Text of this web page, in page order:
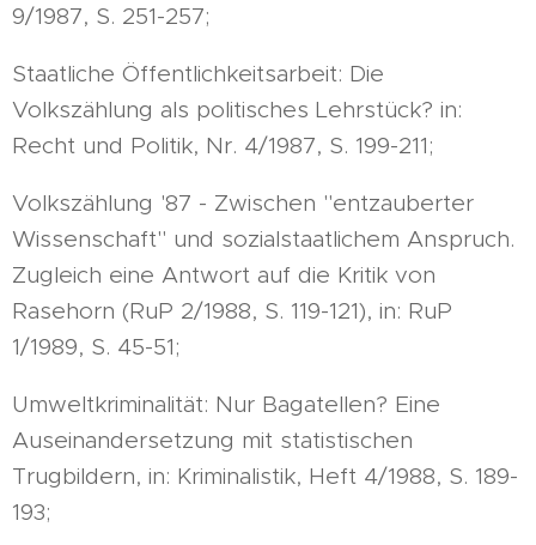
9/1987, S. 251-257;
Staatliche Öffentlichkeitsarbeit: Die
Volkszählung als politisches Lehrstück? in:
Recht und Politik, Nr. 4/1987, S. 199-211;
Volkszählung '87 - Zwischen "entzauberter
Wissenschaft" und sozialstaatlichem Anspruch.
Zugleich eine Antwort auf die Kritik von
Rasehorn (RuP 2/1988, S. 119-121), in: RuP
1/1989, S. 45-51;
Umweltkriminalität: Nur Bagatellen? Eine
Auseinandersetzung mit statistischen
Trugbildern, in: Kriminalistik, Heft 4/1988, S. 189-
193;